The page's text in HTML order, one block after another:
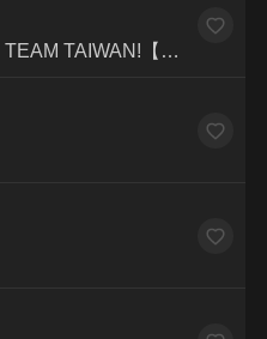
我們一家人 WE ARE TEAM TAIWAN!【普】(E5)